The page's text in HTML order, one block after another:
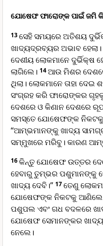
ଯୋଷେଫ ଫାରୋଙ୍କ ପାଇଁ ଜମି
13ସେହି ସମୟରେ ଅତିଶୟ
ଖାଦ୍ୟଦ୍ରବ୍ୟର ଅଭାବ
ଦେଶୀୟ ଲୋକମାନେ ଦୁର୍ଭିକ୍ଷ
ଲାଗିଲେ। 14ଆଉ ମିଶର
ଥିଲା। ଲୋକମାନେ ତାହା
ସଂଗ୍ରହ କରି ଫାରୋଙ୍କର
ଦେଶରେ ଓ କିଣାନ ଦେଶରେ
ସମସ୍ତେ ଯୋଷେଫଙ୍କ ନିକଟକୁ
“ଆମ୍ଭମାନଙ୍କୁ ଖାଦ୍ୟ
ସମ୍ମୁଖରେ ମରିବୁ। କାରଣ
16କିନ୍ତୁ ଯୋଷେଫ ଉତ୍ତର
ହେବାରୁ ତୁମ୍ଭର ପଶୁମାନଙ୍କୁ
ଖାଦ୍ୟ ଦେବି।” 17ତେଣୁ
ଯୋଷେଫଙ୍କ ନିକଟକୁ
ପଶୁପଲ ଏବଂ ଗଧ ବଦଳରେ
ଯୋଷେଫ ସେମାନଙ୍କର
ନେଲେ।